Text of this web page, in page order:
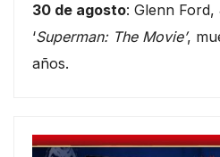
30 de agosto: Glenn
‘Superman: The Movie’,
años.